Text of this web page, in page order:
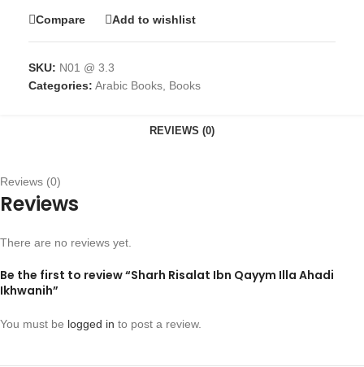
Compare Add to wishlist
SKU: N01 @ 3.3
Categories: Arabic Books, Books
REVIEWS (0)
Reviews (0)
Reviews
There are no reviews yet.
Be the first to review “Sharh Risalat Ibn Qayym Illa Ahadi
Ikhwanih”
You must be logged in to post a review.